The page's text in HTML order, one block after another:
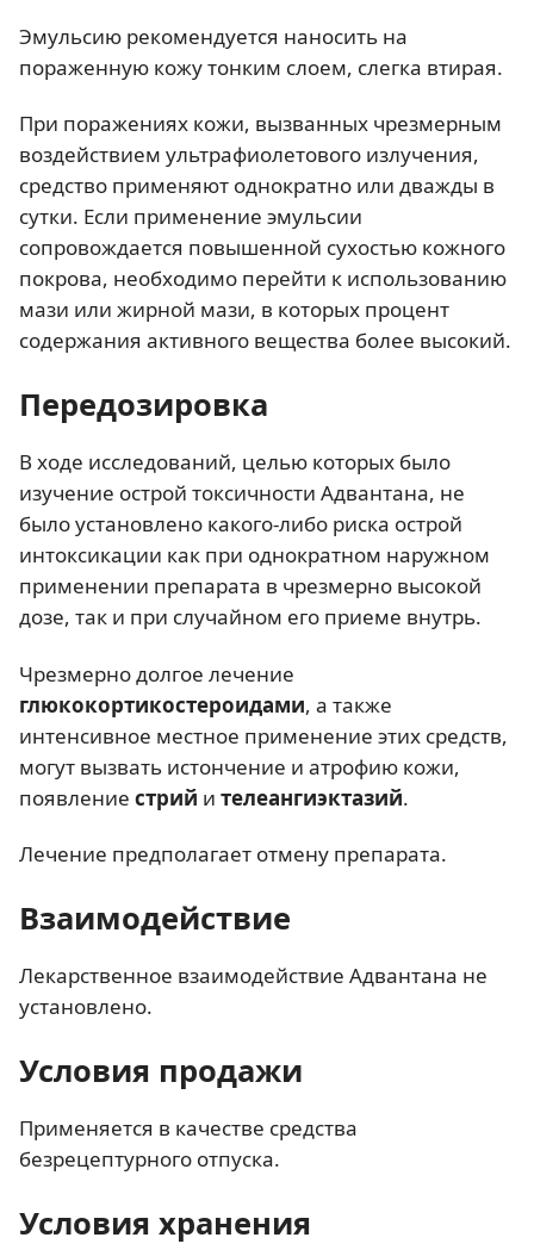
Эмульсию рекомендуется наносить на
пораженную кожу тонким слоем, слегка втирая.
При поражениях кожи, вызванных чрезмерным
воздействием ультрафиолетового излучения,
средство применяют однократно или дважды в
сутки. Если применение эмульсии
сопровождается повышенной сухостью кожного
покрова, необходимо перейти к использованию
мази или жирной мази, в которых процент
содержания активного вещества более высокий.
Передозировка
В ходе исследований, целью которых было
изучение острой токсичности Адвантана, не
было установлено какого-либо риска острой
интоксикации как при однократном наружном
применении препарата в чрезмерно высокой
дозе, так и при случайном его приеме внутрь.
Чрезмерно долгое лечение
глюкокортикостероидами, а также
интенсивное местное применение этих средств,
могут вызвать истончение и атрофию кожи,
появление стрий и телеангиэктазий.
Лечение предполагает отмену препарата.
Взаимодействие
Лекарственное взаимодействие Адвантана не
установлено.
Условия продажи
Применяется в качестве средства
безрецептурного отпуска.
Условия хранения